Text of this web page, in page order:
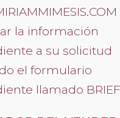
la información
a su solicitud
el formulario
llamado